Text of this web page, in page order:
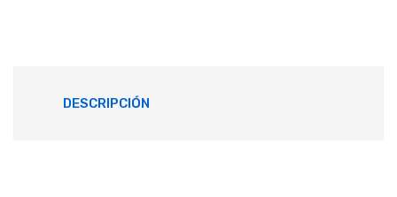
DESCRIPCIÓN